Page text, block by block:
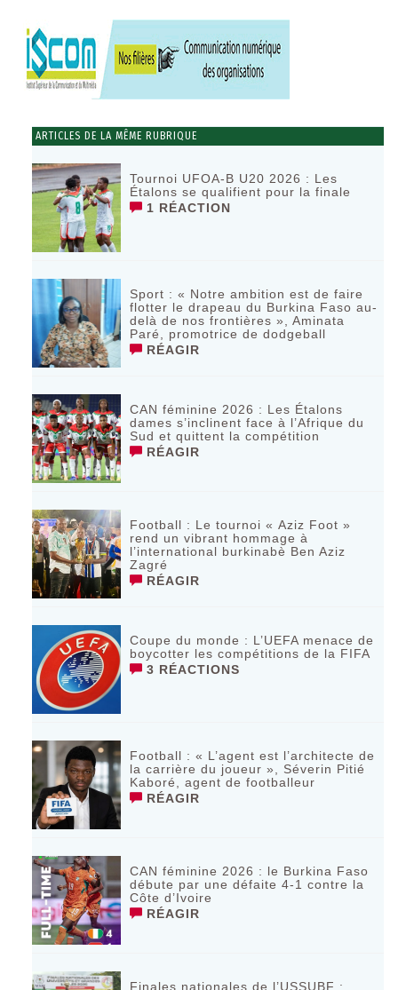
ARTICLES DE LA MÊME RUBRIQUE
Tournoi UFOA-B U20 2026 : Les
Étalons se qualifient pour la finale
1 RÉACTION
Sport : « Notre ambition est de faire
flotter le drapeau du Burkina Faso au-
delà de nos frontières », Aminata
Paré, promotrice de dodgeball
RÉAGIR
CAN féminine 2026 : Les Étalons
dames s’inclinent face à l’Afrique du
Sud et quittent la compétition
RÉAGIR
Football : Le tournoi « Aziz Foot »
rend un vibrant hommage à
l’international burkinabè Ben Aziz
Zagré
RÉAGIR
Coupe du monde : L’UEFA menace de
boycotter les compétitions de la FIFA
3 RÉACTIONS
Football : « L’agent est l’architecte de
la carrière du joueur », Séverin Pitié
Kaboré, agent de footballeur
RÉAGIR
CAN féminine 2026 : le Burkina Faso
débute par une défaite 4-1 contre la
Côte d’Ivoire
RÉAGIR
Finales nationales de l’USSUBF :